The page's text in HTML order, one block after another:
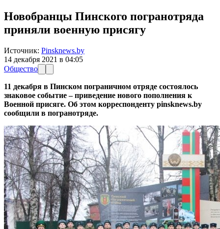
Новобранцы Пинского погранотряда
приняли военную присягу
Источник: Pinsknews.by
14 декабря 2021 в 04:05
Общество
11 декабря в Пинском пограничном отряде состоялось
знаковое событие – приведение нового пополнения к
Военной присяге. Об этом корреспонденту pinsknews.by
сообщили в погранотряде.